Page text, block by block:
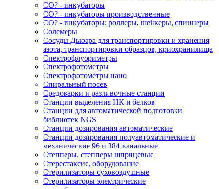
СО? - инкубаторы
СО? - инкубаторы производственные
СО? - инкубаторы: роллеры, шейкеры, спиннеры
Солемеры
Сосуды Дьюара для транспортировки и хранения
азота, транспортировки образцов, криохранилища
Спектрофлуориметры
Спектрофотометры
Спектрофотометры нано
Спиральный посев
Средоварки и разливочные станции
Станции выделения НК и белков
Станции для автоматической подготовки
библиотек NGS
Станции дозирования автоматические
Станции дозирования полуавтоматические и
механические 96 и 384-канальные
Степперы, степперы шприцевые
Стереотаксис, оборудование
Стерилизаторы суховоздушные
Стерилизаторы электрические